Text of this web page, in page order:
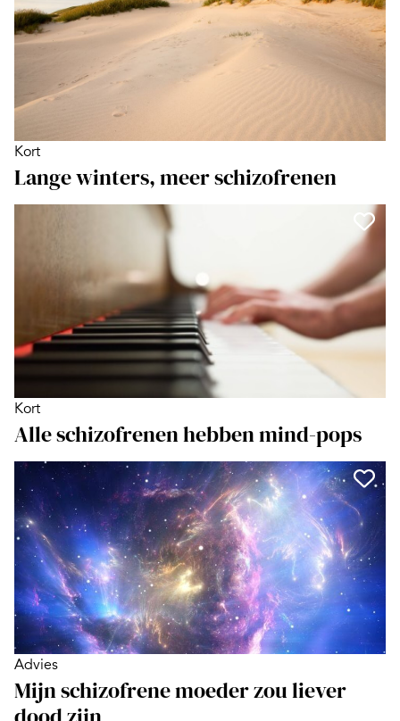
Kort
Lange winters, meer schizofrenen
Kort
Alle schizofrenen hebben mind-pops
Advies
Mijn schizofrene moeder zou liever